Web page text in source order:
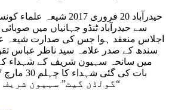
حیدرآباد 20 فروری 2017
سے حیدرآباد ٹنڈو جہانیاں میں
اجلاس منعقد ہوا جس کی صدارت شیعہ
سندھ کے صدر علامہ سید ناظر عباس
میں سانحہ سہیون شریف کے شہداء
“گولڈن گیٹ” سہیون شریف